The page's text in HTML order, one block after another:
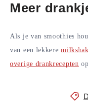
Meer
Als je van smoothies
van een lekkere
overige drankrecepten